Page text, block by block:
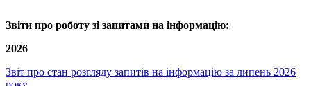
Звіти про роботу зі запитами на інформацію:
2026
Звіт про стан розгляду запитів на інформацію за липень 2026